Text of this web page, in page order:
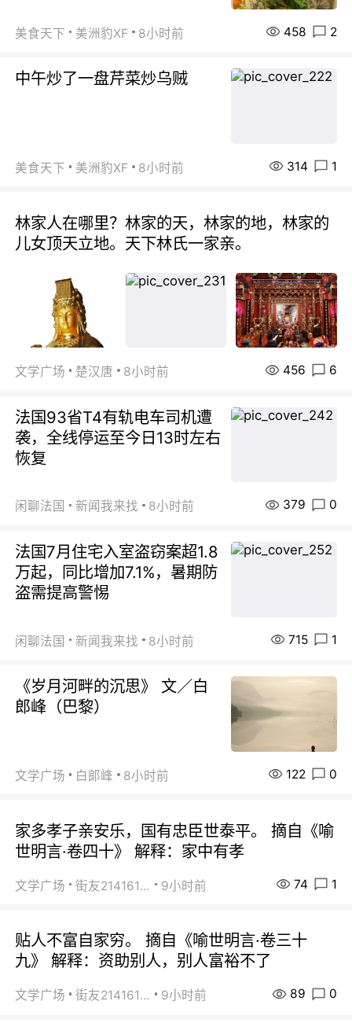
美食天下 美洲豹XF 8小时前 458 2
中午炒了一盘芹菜炒乌贼
美食天下 美洲豹XF 8小时前 314 1
林家人在哪里？林家的天，林家的地，林家的
儿女顶天立地。天下林氏一家亲。
文学广场 楚汉唐 8小时前 456 6
法国93省T4有轨电车司机遭
袭，全线停运至今日13时左右
恢复
闲聊法国 新闻我来找 8小时前 379 0
法国7月住宅入室盗窃案超1.8
万起，同比增加7.1%，暑期防
盗需提高警惕
闲聊法国 新闻我来找 8小时前 715 1
《岁月河畔的沉思》 文／白
郎峰（巴黎）
文学广场 白郞峰 8小时前 122 0
家多孝子亲安乐，国有忠臣世泰平。 摘自《喻
世明言·卷四十》 解释：家中有孝
文学广场 街友21416156 9小时前 74 1
贴人不富自家穷。 摘自《喻世明言·卷三十
九》 解释：资助别人，别人富裕不了
文学广场 街友21416156 9小时前 89 0